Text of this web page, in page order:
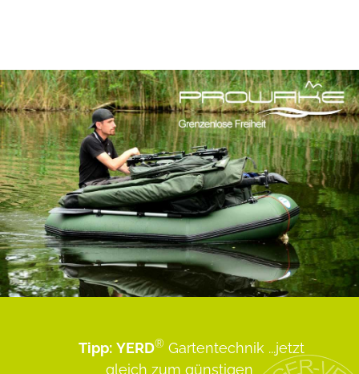
Tipp: YERD® Gartentechnik ...jetzt
gleich zum günstigen